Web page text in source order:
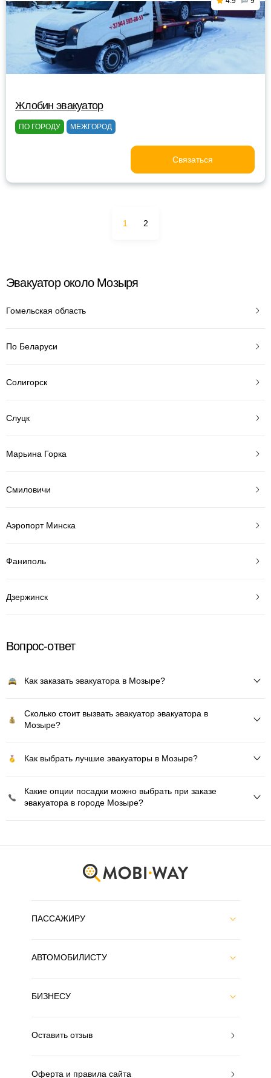
Жлобин эвакуатор
ПО ГОРОДУ МЕЖГОРОД
Связаться
1 2
Эвакуатор около Мозыря
Гомельская область
По Беларуси
Солигорск
Слуцк
Марьина Горка
Смиловичи
Аэропорт Минска
Фаниполь
Дзержинск
Вопрос-ответ
Как заказать эвакуатора в Мозыре?
Сколько стоит вызвать эвакуатор эвакуатора в
Мозыре?
Как выбрать лучшие эвакуаторы в Мозыре?
Какие опции посадки можно выбрать при заказе
эвакуатора в городе Мозыре?
ПАССАЖИРУ
АВТОМОБИЛИСТУ
БИЗНЕСУ
Оставить отзыв
Оферта и правила сайта